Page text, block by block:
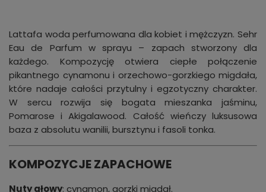
Lattafa woda perfumowana dla kobiet i mężczyzn. Sehr
Eau de Parfum w sprayu – zapach stworzony dla
każdego. Kompozycję otwiera ciepłe połączenie
pikantnego cynamonu i orzechowo-gorzkiego migdała,
które nadaje całości przytulny i egzotyczny charakter.
W sercu rozwija się bogata mieszanka jaśminu,
Pomarose i Akigalawood. Całość wieńczy luksusowa
baza z absolutu wanilii, bursztynu i fasoli tonka.
KOMPOZYCJE ZAPACHOWE
Nuty głowy: cynamon, gorzki migdał.